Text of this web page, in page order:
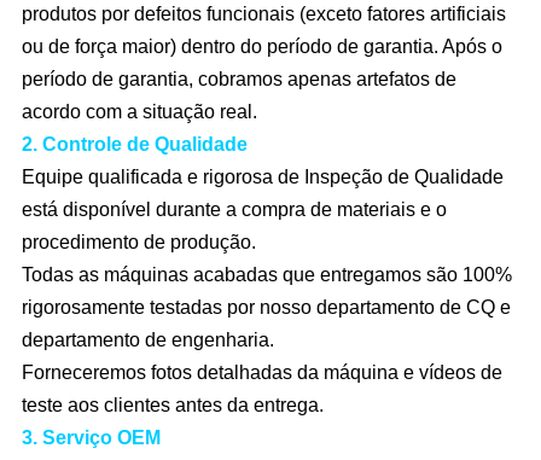
produtos por defeitos funcionais (exceto fatores artificiais
ou de força maior) dentro do período de garantia. Após o
período de garantia, cobramos apenas artefatos de
acordo com a situação real.
2. Controle de Qualidade
Equipe qualificada e rigorosa de Inspeção de Qualidade
está disponível durante a compra de materiais e o
procedimento de produção.
Todas as máquinas acabadas que entregamos são 100%
rigorosamente testadas por nosso departamento de CQ e
departamento de engenharia.
Forneceremos fotos detalhadas da máquina e vídeos de
teste aos clientes antes da entrega.
3. Serviço OEM